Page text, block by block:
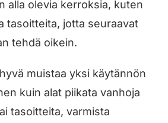
alla olevia kerroksia, kuten
tasoitteita, jotta seuraavat
tehdä oikein.
muistaa yksi käytännön
kuin alat piikata vanhoja
tasoitteita, varmista